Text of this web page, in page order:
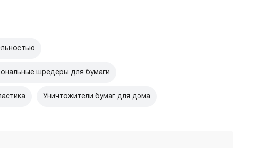
шредеры для бумаги
Уничтожители бумаг для дома